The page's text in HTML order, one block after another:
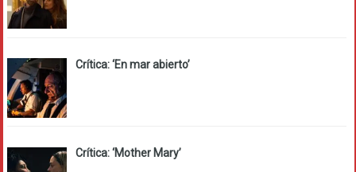
Crítica: ‘En mar abierto’
Crítica: ‘Mother Mary’